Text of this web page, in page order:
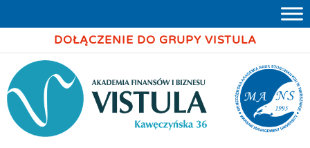
DOŁĄCZENIE DO GRUPY VISTULA